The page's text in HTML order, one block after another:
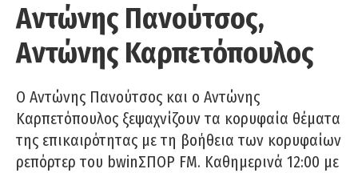
Αντώνης Πανούτσος,
Αντώνης Καρπετόπουλος
Ο Αντώνης Πανούτσος και ο Αντώνης
Καρπετόπουλος ξεψαχνίζουν τα κορυφαία θέματα
της επικαιρότητας με τη βοήθεια των κορυφαίων
ρεπόρτερ του bwinΣΠΟΡ FM. Καθημερινά 12:00 με